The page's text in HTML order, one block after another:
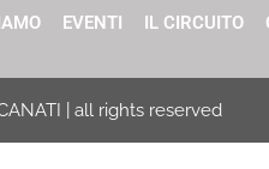
EVENTI IL CIRCUITO
| all rights reserved